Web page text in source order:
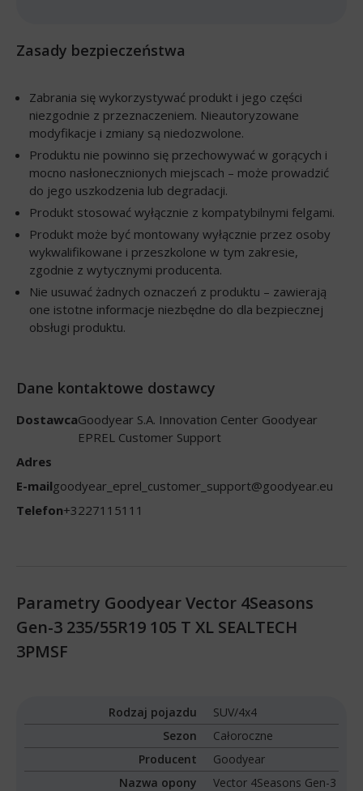
Zasady bezpieczeństwa
Zabrania się wykorzystywać produkt i jego części
niezgodnie z przeznaczeniem. Nieautoryzowane
modyfikacje i zmiany są niedozwolone.
Produktu nie powinno się przechowywać w gorących i
mocno nasłonecznionych miejscach – może prowadzić
do jego uszkodzenia lub degradacji.
Produkt stosować wyłącznie z kompatybilnymi felgami.
Produkt może być montowany wyłącznie przez osoby
wykwalifikowane i przeszkolone w tym zakresie,
zgodnie z wytycznymi producenta.
Nie usuwać żadnych oznaczeń z produktu – zawierają
one istotne informacje niezbędne do dla bezpiecznej
obsługi produktu.
Dane kontaktowe dostawcy
DostawcaGoodyear S.A. Innovation Center Goodyear
EPREL Customer Support
Adres
E-mailgoodyear_eprel_customer_support@goodyear.eu
Telefon+3227115111
Parametry Goodyear Vector 4Seasons
Gen-3 235/55R19 105 T XL SEALTECH
3PMSF
Rodzaj pojazdu
SUV/4x4
Sezon
Całoroczne
Producent
Goodyear
Nazwa opony
Vector 4Seasons Gen-3